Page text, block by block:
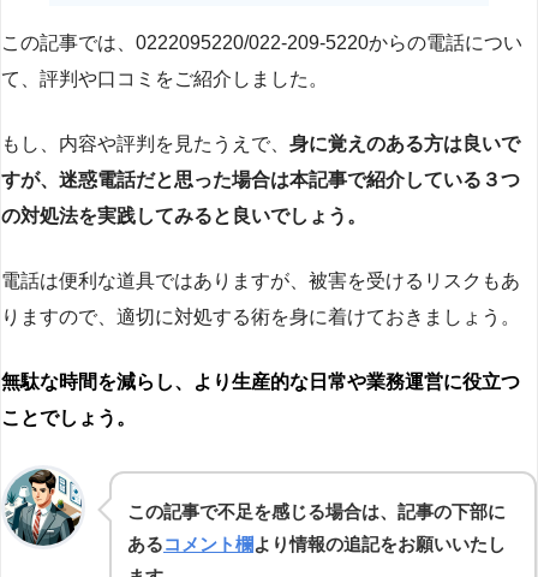
この記事では、0222095220/022-209-5220からの電話につい
て、評判や口コミをご紹介しました。
もし、内容や評判を見たうえで、 身に覚えのある方は良いで
すが、迷惑電話だと思った場合は本記事で紹介している３つ
の対処法を実践してみると良いでしょう。
電話は便利な道具ではありますが、被害を受けるリスクもあ
りますので、適切に対処する術を身に着けておきましょう。
無駄な時間を減らし、より生産的な日常や業務運営に役立つ
ことでしょう。
この記事で不足を感じる場合は、記事の下部に
あるコメント欄より情報の追記をお願いいたし